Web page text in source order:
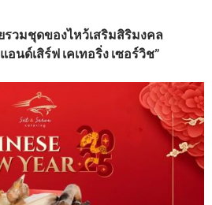
รวมชุดของไหว้เสริมสิริมงคล
อนด์เสิร์ฟ เคเทอริ่ง เซอร์วิช”